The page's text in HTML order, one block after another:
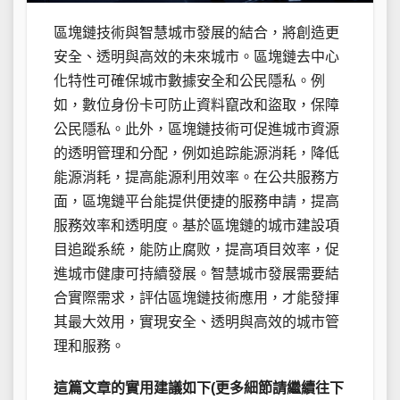
區塊鏈技術與智慧城市發展的結合，將創造更
安全、透明與高效的未來城市。區塊鏈去中心
化特性可確保城市數據安全和公民隱私。例
如，數位身份卡可防止資料竄改和盜取，保障
公民隱私。此外，區塊鏈技術可促進城市資源
的透明管理和分配，例如追踪能源消耗，降低
能源消耗，提高能源利用效率。在公共服務方
面，區塊鏈平台能提供便捷的服務申請，提高
服務效率和透明度。基於區塊鏈的城市建設項
目追蹤系統，能防止腐败，提高項目效率，促
進城市健康可持續發展。智慧城市發展需要結
合實際需求，評估區塊鏈技術應用，才能發揮
其最大效用，實現安全、透明與高效的城市管
理和服務。
這篇文章的實用建議如下(更多細節請繼續往下